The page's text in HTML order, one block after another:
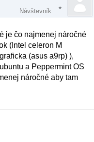
Návštevník
je čo najmenej náročné
(Intel celeron M
(asus a9rp) ),
a Peppermint OS
náročné aby tam